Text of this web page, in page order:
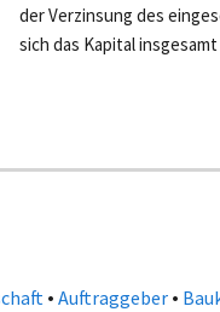
der Verzinsung des
sich das Kapital
• Auftraggeber •